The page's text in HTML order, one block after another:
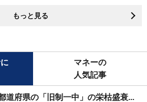
もっと見る
マネーの
人気記事
道府県の「旧制一中」の栄枯盛衰...